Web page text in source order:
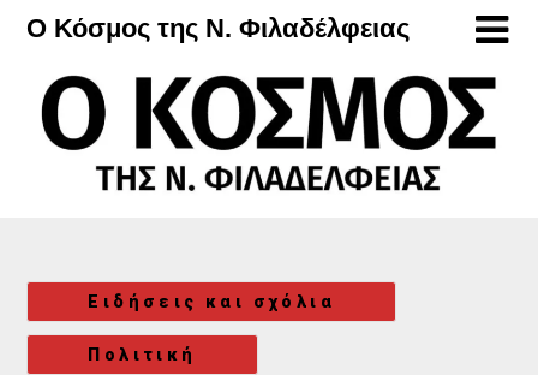
Μετάβαση
περιεχόμενο
Ο Κόσμος της Ν. Φιλαδέλφειας
Ειδήσεις και σχόλια
Πολιτική